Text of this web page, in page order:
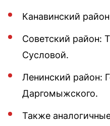
Канавинский
Советский район:
Сусловой.
Ленинский район:
Даргомыжского.
Также